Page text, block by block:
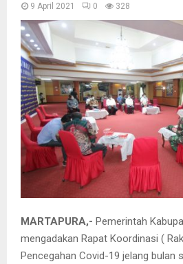
9 April 2021 0 328
MARTAPURA,- Pemerintah
mengadakan Rapat Koordinasi (
Pencegahan Covid-19 jelang bulan